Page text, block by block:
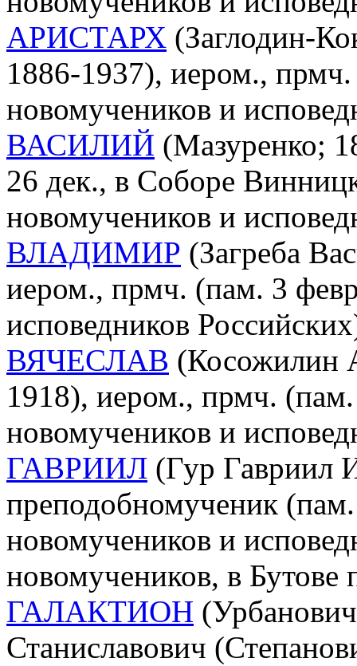
АРИСТАРХ (Заглодин-
1886-1937), иером.,
новомучеников и
ВАСИЛИЙ (Мазуренко;
26 дек., в Соборе
новомучеников и
ВЛАДИМИР (Загреба
иером., прмч. (пам. 3
исповедников
ВЯЧЕСЛАВ (Косожилин
1918), иером., прмч.
новомучеников и
ГАВРИИЛ (Гур Гавриил
преподобномученик
новомучеников и
новомучеников, в Бутове
ГАЛАКТИОН
Станиславович